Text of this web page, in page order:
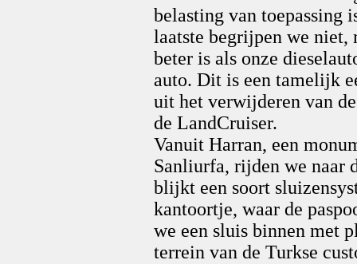
belasting van toepassing
laatste begrijpen we niet,
beter is als onze
auto. Dit is een tamelijk
uit het verwijderen van
de LandCruiser.
Vanuit Harran, een
Sanliurfa, rijden we naar
blijkt een soort
kantoortje, waar de
we een sluis binnen met
terrein van de Turkse